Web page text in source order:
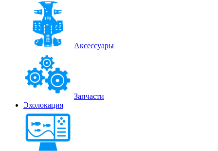
Аксессуары
Запчасти
Эхолокация